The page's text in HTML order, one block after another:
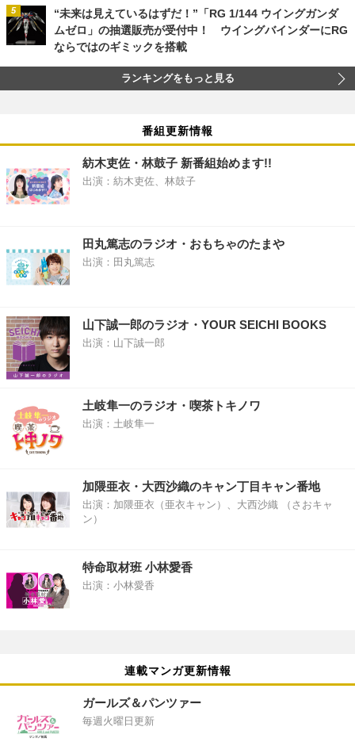
“未来は見えているはずだ！”「RG 1/144 ウイングガンダ
ムゼロ」の抽選販売が受付中！ ウイングバインダーにRG
ならではのギミックを搭載
ランキングをもっと見る
番組更新情報
紡木吏佐・林鼓子 新番組始めます!!
出演：紡木吏佐、林鼓子
田丸篤志のラジオ・おもちゃのたまや
出演：田丸篤志
山下誠一郎のラジオ・YOUR SEICHI BOOKS
出演：山下誠一郎
土岐隼一のラジオ・喫茶トキノワ
出演：土岐隼一
加隈亜衣・大西沙織のキャン丁目キャン番地
出演：加隈亜衣（亜衣キャン）、大西沙織 （さおキャ
ン）
特命取材班 小林愛香
出演：小林愛香
連載マンガ更新情報
ガールズ＆パンツァー
毎週火曜日更新